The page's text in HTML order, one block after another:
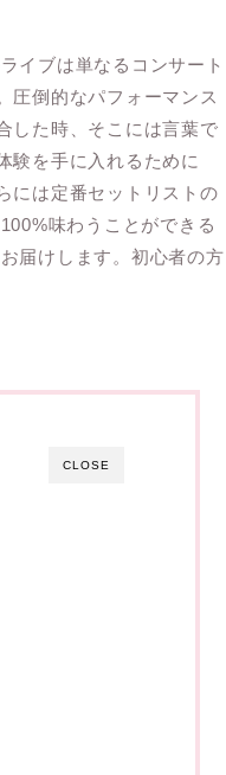
イブは単なるコンサート
圧倒的なパフォーマンス
した時、そこには言葉で
験を手に入れるために
には定番セットリストの
味わうことができる
届けします。初心者の方
CLOSE